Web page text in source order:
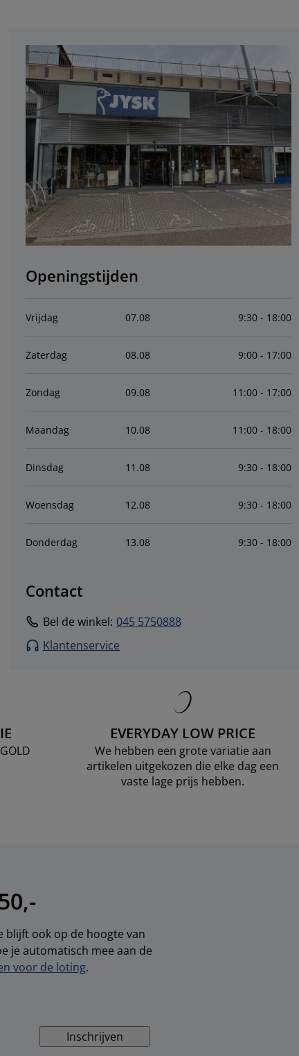
Openingstijden
Vrijdag 07.08 9:30 - 18:00
Zaterdag 08.08 9:00 - 17:00
Zondag 09.08 11:00 - 17:00
Maandag 10.08 11:00 - 18:00
Dinsdag 11 .08 9:30 - 18:00
Woensdag 12.08 9:30 - 18:00
Donderdag 13.08 9:30 - 18:00
Contact
Bel de winkel: 045 5750888
Klantenservice
EVERYDAY LOW PRICE
We hebben een grote variatie aan
artikelen uitgekozen die elke dag een
vaste lage prijs hebben.
blijft ook op de hoogte van
je automatisch mee aan de
voor de loting.
Inschrijven